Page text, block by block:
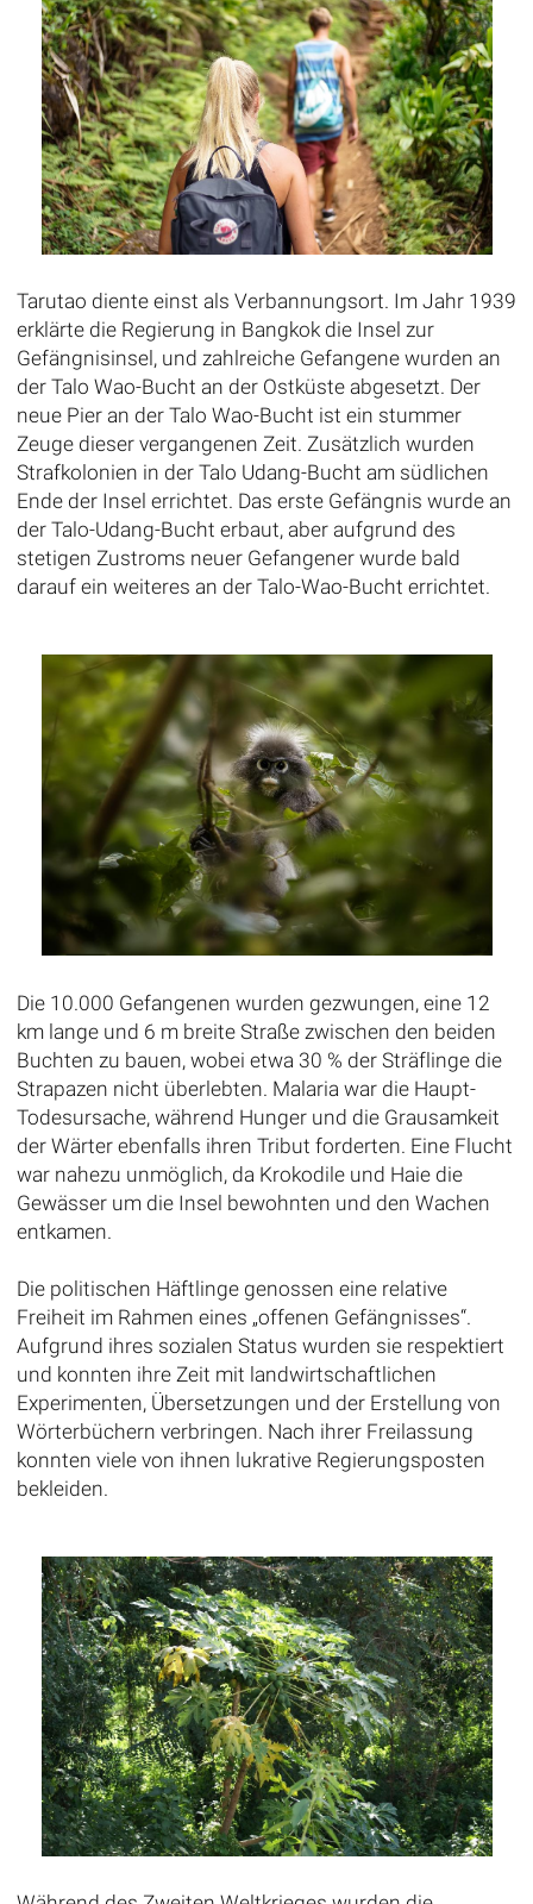
Tarutao diente einst als Verbannungsort. Im Jahr 1939
erklärte die Regierung in Bangkok die Insel zur
Gefängnisinsel, und zahlreiche Gefangene wurden an
der Talo Wao-Bucht an der Ostküste abgesetzt. Der
neue Pier an der Talo Wao-Bucht ist ein stummer
Zeuge dieser vergangenen Zeit. Zusätzlich wurden
Strafkolonien in der Talo Udang-Bucht am südlichen
Ende der Insel errichtet. Das erste Gefängnis wurde an
der Talo-Udang-Bucht erbaut, aber aufgrund des
stetigen Zustroms neuer Gefangener wurde bald
darauf ein weiteres an der Talo-Wao-Bucht errichtet.
Die 10.000 Gefangenen wurden gezwungen, eine 12
km lange und 6 m breite Straße zwischen den beiden
Buchten zu bauen, wobei etwa 30 % der Sträflinge die
Strapazen nicht überlebten. Malaria war die Haupt-
Todesursache, während Hunger und die Grausamkeit
der Wärter ebenfalls ihren Tribut forderten. Eine Flucht
war nahezu unmöglich, da Krokodile und Haie die
Gewässer um die Insel bewohnten und den Wachen
entkamen.
Die politischen Häftlinge genossen eine relative
Freiheit im Rahmen eines „offenen Gefängnisses“.
Aufgrund ihres sozialen Status wurden sie respektiert
und konnten ihre Zeit mit landwirtschaftlichen
Experimenten, Übersetzungen und der Erstellung von
Wörterbüchern verbringen. Nach ihrer Freilassung
konnten viele von ihnen lukrative Regierungsposten
bekleiden.